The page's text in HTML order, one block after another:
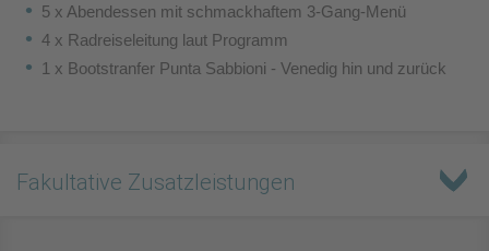
5 x Abendessen mit schmackhaftem 3-Gang-Menü
4 x Radreiseleitung laut Programm
1 x Bootstranfer Punta Sabbioni - Venedig hin und zurück
Fakultative Zusatzleistungen